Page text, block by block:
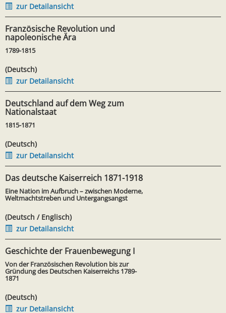
zur Detailansicht
Französische Revolution und
napoleonische Ära
1789-1815
(Deutsch)
zur Detailansicht
Deutschland auf dem Weg zum
Nationalstaat
1815-1871
(Deutsch)
zur Detailansicht
Das deutsche Kaiserreich 1871-1918
Eine Nation im Aufbruch – zwischen Moderne,
Weltmachtstreben und Untergangsangst
(Deutsch / Englisch)
zur Detailansicht
Geschichte der Frauenbewegung I
Von der Französischen Revolution bis zur
Gründung des Deutschen Kaiserreichs 1789-
1871
(Deutsch)
zur Detailansicht